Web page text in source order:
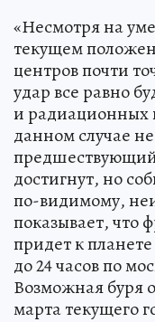
«Несмотря на
текущем
центров почти
удар все равно
и радиационных
данном случае
достигнут, но
по-видимому,
показывает, что
придет к
до 24 часов по
Возможная буря
марта текущего